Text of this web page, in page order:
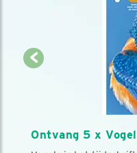
Ontvang 5 x